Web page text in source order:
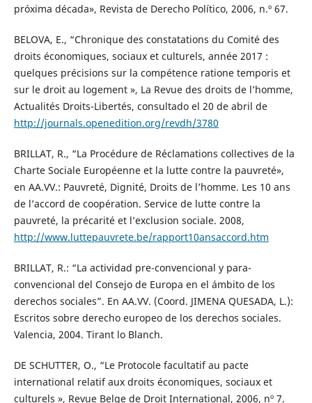
próxima década», Revista de Derecho Político, 2006, n.º 67.
BELOVA, E., “Chronique des constatations du Comité des
droits économiques, sociaux et culturels, année 2017 :
quelques précisions sur la compétence ratione temporis et
sur le droit au logement », La Revue des droits de l’homme,
Actualités Droits-Libertés, consultado el 20 de abril de
http://journals.openedition.org/revdh/3780
BRILLAT, R., “La Procédure de Réclamations collectives de la
Charte Sociale Européenne et la lutte contre la pauvreté»,
en AA.VV.: Pauvreté, Dignité, Droits de l’homme. Les 10 ans
de l’accord de coopération. Service de lutte contre la
pauvreté, la précarité et l’exclusion sociale. 2008,
http://www.luttepauvrete.be/rapport10ansaccord.htm
BRILLAT, R.: “La actividad pre-convencional y para-
convencional del Consejo de Europa en el ámbito de los
derechos sociales”. En AA.VV. (Coord. JIMENA QUESADA, L.):
Escritos sobre derecho europeo de los derechos sociales.
Valencia, 2004. Tirant lo Blanch.
DE SCHUTTER, O., “Le Protocole facultatif au pacte
international relatif aux droits économiques, sociaux et
culturels », Revue Belge de Droit International, 2006, nº 7.